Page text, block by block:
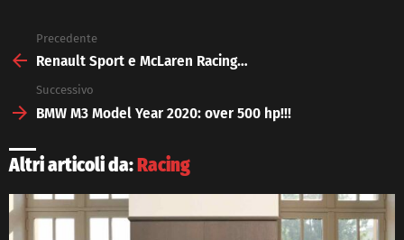
more
Precedente
Renault Sport e McLaren Racing…
Successivo
BMW M3 Model Year 2020: over 500 hp!!!
Altri articoli da:Racing